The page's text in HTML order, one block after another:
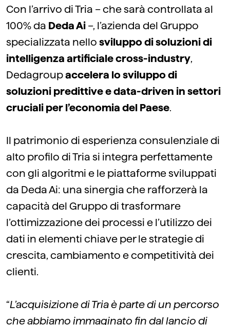
Con l’arrivo di Tria – che sarà controllata al
100% da Deda Ai –, l’azienda del Gruppo
specializzata nello sviluppo di soluzioni di
intelligenza artificiale cross-industry,
Dedagroupaccelera lo sviluppo di
soluzioni predittive e data-driven in settori
cruciali per l’economia del Paese.
Il patrimonio di esperienza consulenziale di
alto profilo di Tria si integra perfettamente
con gli algoritmi e le piattaforme sviluppati
da Deda Ai: una sinergia che rafforzerà la
capacità del Gruppo di trasformare
l’ottimizzazione dei processi e l’utilizzo dei
dati in elementi chiave per le strategie di
crescita, cambiamento e competitività dei
clienti.
“L’acquisizione di Tria è parte di un percorso
che abbiamo immaginato fin dal lancio di